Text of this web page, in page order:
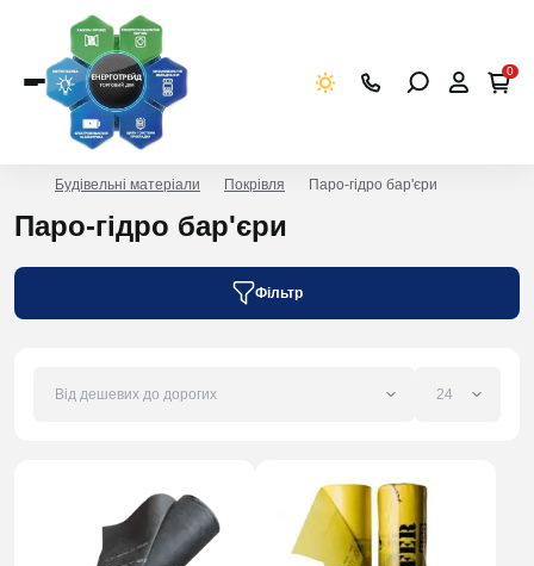
0
Будівельні матеріали Покрівля Паро-гідро бар'єри
Паро-гідро бар'єри
Фільтр